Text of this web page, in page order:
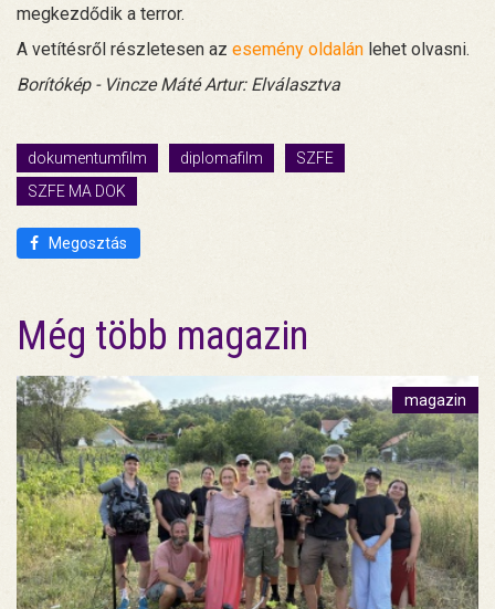
megkezdődik a terror.
A vetítésről részletesen az esemény oldalán lehet olvasni.
Borítókép - Vincze Máté Artur: Elválasztva
dokumentumfilm diplomafilm
SZFE
SZFE MA DOK
Megosztás
Még több magazin
magazin